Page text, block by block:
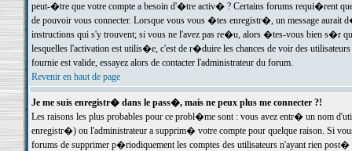
peut-�tre que votre compte a besoin d'�tre activ� ? Certains forums requi�rent
de pouvoir vous connecter. Lorsque vous vous �tes enregistr�, un message aurait
instructions qui s'y trouvent; si vous ne l'avez pas re�u, alors �tes-vous bien s�r
lesquelles l'activation est utilis�e, c'est de r�duire les chances de voir des
fournie est valide, essayez alors de contacter l'administrateur du forum.
Revenir en haut de page
Je me suis enregistr� dans le pass�, mais ne peux plus me connecter ?!
Les raisons les plus probables pour ce probl�me sont : vous avez entr� un nom
enregistr�) ou l'administrateur a supprim� votre compte pour quelque raison. Si
forums de supprimer p�riodiquement les comptes des utilisateurs n'ayant rien